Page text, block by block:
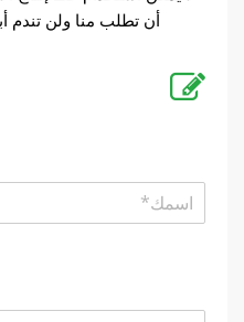
أن تطلب منا ولن تندم